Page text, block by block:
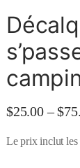
$25.00–$
Le prix inclut les